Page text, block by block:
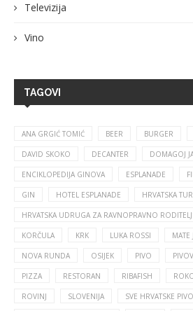
Televizija
Vino
TAGOVI
ANA GRGIĆ TOMIĆ BEER BURGER
DAVID SKOKO DECANTER DOMAGOJ
ENCIKLOPEDIJA GINOVA ESPLANADE
GIN HOTEL ESPLANADE HRVATSKA
HRVATSKA UDRUGA ZA RAVNOPRAVNO
KORČULA KRK LUKA ROSSI MATE
NOVA RUNDA OSIJEK PIVO
PIZZA RESTORAN RIBAFISH
ROVINJ SLOVENIJA SVE HRVATSKE